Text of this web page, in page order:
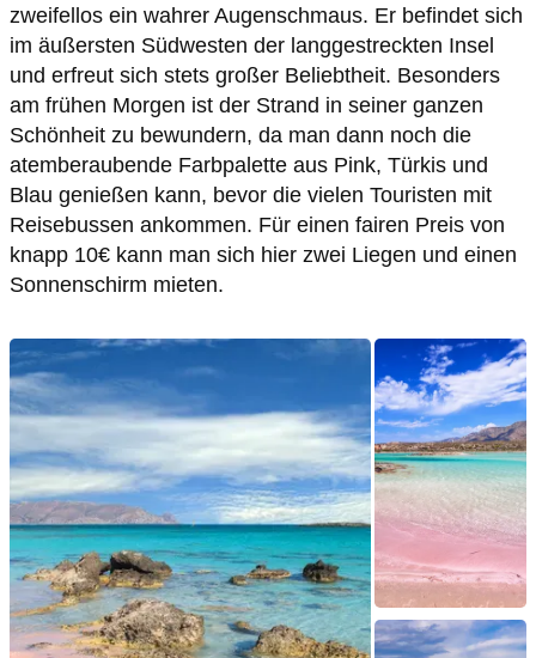
zweifellos ein wahrer Augenschmaus. Er befindet sich
im äußersten Südwesten der langgestreckten Insel
und erfreut sich stets großer Beliebtheit. Besonders
am frühen Morgen ist der Strand in seiner ganzen
Schönheit zu bewundern, da man dann noch die
atemberaubende Farbpalette aus Pink, Türkis und
Blau genießen kann, bevor die vielen Touristen mit
Reisebussen ankommen. Für einen fairen Preis von
knapp 10€ kann man sich hier zwei Liegen und einen
Sonnenschirm mieten.